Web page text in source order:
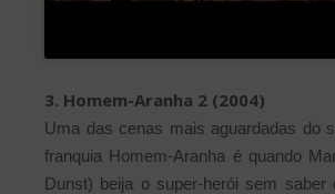
3. Homem-Aranha 2 (2004)
Uma das cenas mais aguardadas do
franquia Homem-Aranha é quando
Dunst) beija o super-herói sem saber